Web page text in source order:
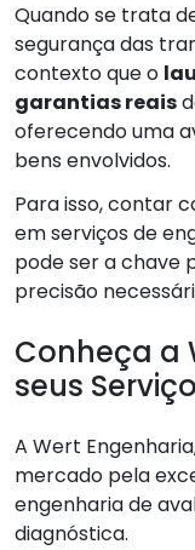
Quando se trata
segurança das
contexto que o
garantias reais
oferecendo uma
bens envolvidos.
Para isso, contar
em serviços de
pode ser a chave
precisão
Conheça a
seus
A Wert
mercado pela
engenharia de
diagnóstica.